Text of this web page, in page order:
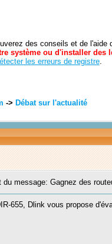
des conseils et de l'aide
système ou d'installer des
les erreurs de registre.
-> Débat sur l'actualité
message: Gagnez des
655, Dlink vous propose